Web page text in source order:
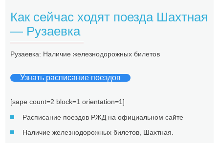
Как сейчас ходят поезда Шахтная
— Рузаевка
Рузаевка: Наличие железнодорожных билетов
Узнать расписание поездов
[sape count=2 block=1 orientation=1]
Расписание поездов РЖД на официальном сайте
Наличие железнодорожных билетов, Шахтная.